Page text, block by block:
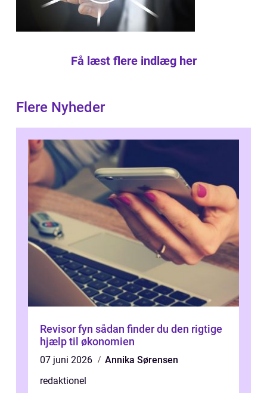
Få læst flere indlæg her
Flere Nyheder
Revisor fyn sådan finder du den rigtige
hjælp til økonomien
07 juni 2026
Annika Sørensen
redaktionel